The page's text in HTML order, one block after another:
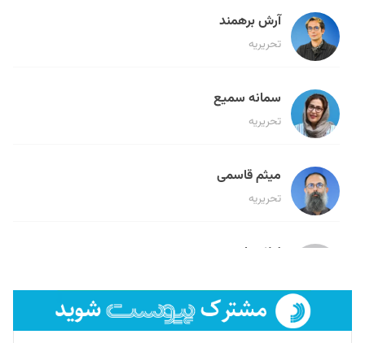
آرش برهمند
تحریریه
سمانه سمیع
تحریریه
میثم قاسمی
تحریریه
لیلا حنارود
فائزه فتحی رستمی